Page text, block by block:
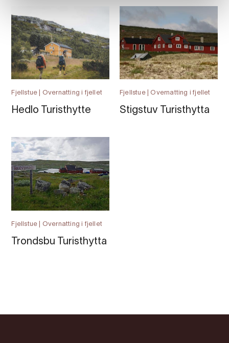
Fjellstue | Overnatting i fjellet
Hedlo Turisthytte
Fjellstue | Overnatting i fjellet
Stigstuv Turisthytta
Fjellstue | Overnatting i fjellet
Trondsbu Turisthytta